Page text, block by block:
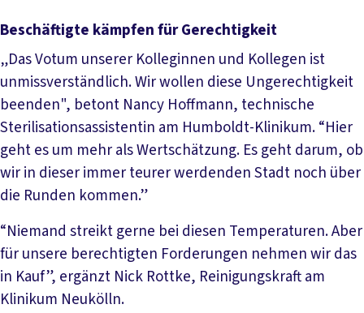
Beschäftigte kämpfen für Gerechtigkeit
„Das Votum unserer Kolleginnen und Kollegen ist
unmissverständlich. Wir wollen diese Ungerechtigkeit
beenden", betont Nancy Hoffmann, technische
Sterilisationsassistentin am Humboldt-Klinikum. “Hier
geht es um mehr als Wertschätzung. Es geht darum, ob
wir in dieser immer teurer werdenden Stadt noch über
die Runden kommen.”
“Niemand streikt gerne bei diesen Temperaturen. Aber
für unsere berechtigten Forderungen nehmen wir das
in Kauf”, ergänzt Nick Rottke, Reinigungskraft am
Klinikum Neukölln.